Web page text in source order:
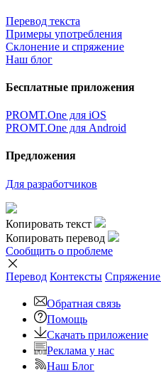
Перевод текста
Примеры употребления
Склонение и спряжение
Наш блог
Бесплатные приложения
PROMT.One для iOS
PROMT.One для Android
Предложения
Для разработчиков
Копировать текст
Копировать перевод
Сообщить о проблеме
Перевод Контексты Спряжение
Обратная связь
Помощь
Скачать приложение
Реклама у нас
Наш Блог